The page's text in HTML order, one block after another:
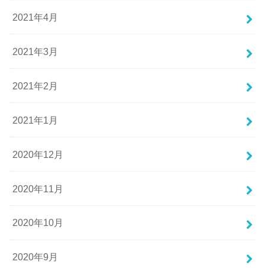
2021年4月
2021年3月
2021年2月
2021年1月
2020年12月
2020年11月
2020年10月
2020年9月